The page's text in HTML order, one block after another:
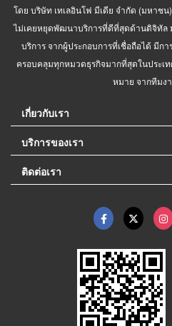
โดย บริษัท เทเลอินโฟ มีเดีย จำกัด (มหาชน
ไม่เคยหยุดพัฒนาบริการที่ดีที่สุดด้านดิจิทัล
บริการ จากผู้ประกอบการที่เชื่อถือได้ มีก
ครอบคลุมทุกหมวดธุรกิจมากที่สุดในประเ
หมาย จากทีมง
เกี่ยวกับเรา
บริการของเรา
ติดต่อเรา